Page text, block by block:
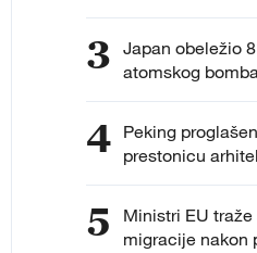
tehnologija
3 Japan obeležio
atomskog
Hirošime uz
4 Peking
prestonicu
UIA za 2029.
5
Ministri EU
migracije nakon